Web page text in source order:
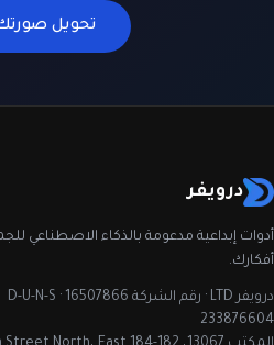
تحويل
درويفر
أدوات إبداعية مدعومة بالذكاء الاصطناعي
أفكارك.
درويفر LTD · رقم الشركة 16507866 · D-U-N-S
233876604